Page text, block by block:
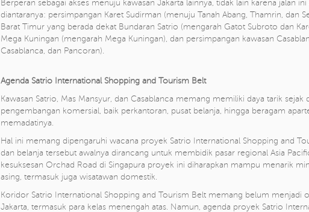
Berperan sebagai akses menuju kawasan Jakarta lainnya, tidak lain karena jalan
diantaranya: persimpangan Karet Sudirman (menuju Tanah Abang, Thamrin, dan
Barat Timur yang berada dekat Bundaran Satrio (mengarah Gatot Subroto dan
Mega Kuningan (mengarah Mega Kuningan), dan persimpangan kawasan
Casablanca, dan Pancoran).
Agenda Satrio International Shopping and Tourism Belt
Kawasan Satrio, Mas Mansyur, dan Casablanca memang memiliki daya tarik sejak
pengembangan komersial, baik perkantoran, pusat belanja, hingga beragam
memadatinya.
Hal ini memang dipengaruhi wacana proyek Satrio International Shopping and
dan belanja tersebut awalnya dirancang untuk membidik pasar regional Asia
kesuksesan Orchad Road di Singapura proyek ini diharapkan mampu menarik
asing, termasuk juga wisatawan domestik.
Koridor Satrio International Shopping and Tourism Belt memang belum menjadi
Jakarta, termasuk para kelas menengah atas. Namun, agenda proyek Satrio